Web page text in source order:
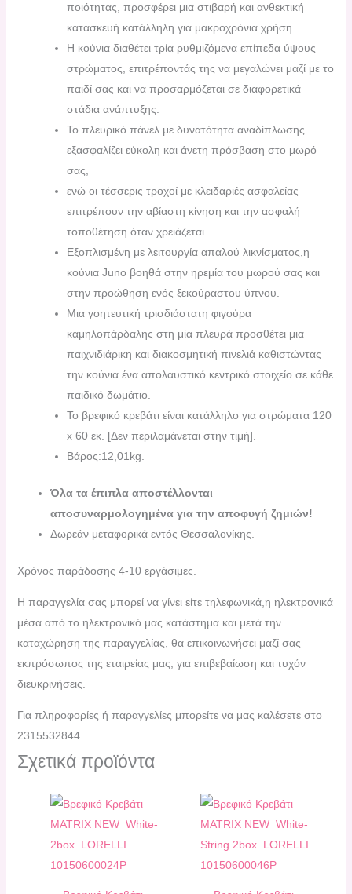
ποιότητας, προσφέρει μια στιβαρή και ανθεκτική
κατασκευή κατάλληλη για μακροχρόνια χρήση.
Η κούνια διαθέτει τρία ρυθμιζόμενα επίπεδα ύψους
στρώματος, επιτρέποντάς της να μεγαλώνει μαζί με το
παιδί σας και να προσαρμόζεται σε διαφορετικά
στάδια ανάπτυξης.
Το πλευρικό πάνελ με δυνατότητα αναδίπλωσης
εξασφαλίζει εύκολη και άνετη πρόσβαση στο μωρό
σας,
ενώ οι τέσσερις τροχοί με κλειδαριές ασφαλείας
επιτρέπουν την αβίαστη κίνηση και την ασφαλή
τοποθέτηση όταν χρειάζεται.
Εξοπλισμένη με λειτουργία απαλού λικνίσματος,η
κούνια Juno βοηθά στην ηρεμία του μωρού σας και
στην προώθηση ενός ξεκούραστου ύπνου.
Μια γοητευτική τρισδιάστατη φιγούρα
καμηλοπάρδαλης στη μία πλευρά προσθέτει μια
παιχνιδιάρικη και διακοσμητική πινελιά καθιστώντας
την κούνια ένα απολαυστικό κεντρικό στοιχείο σε κάθε
παιδικό δωμάτιο.
Το βρεφικό κρεβάτι είναι κατάλληλο για στρώματα 120
x 60 εκ. [Δεν περιλαμάνεται στην τιμή].
Βάρος:12,01kg.
Όλα τα έπιπλα αποστέλλονται
αποσυναρμολογημένα για την αποφυγή ζημιών!
Δωρεάν μεταφορικά εντός Θεσσαλονίκης.
Χρόνος παράδοσης 4-10 εργάσιμες.
H παραγγελία σας μπορεί να γίνει είτε τηλεφωνικά,η ηλεκτρονικά
μέσα από το ηλεκτρονικό μας κατάστημα και μετά την
καταχώρηση της παραγγελίας, θα επικοινωνήσει μαζί σας
εκπρόσωπος της εταιρείας μας, για επιβεβαίωση και τυχόν
διευκρινήσεις.
Για πληροφορίες ή παραγγελίες μπορείτε να μας καλέσετε στο
2315532844.
Σχετικά προϊόντα